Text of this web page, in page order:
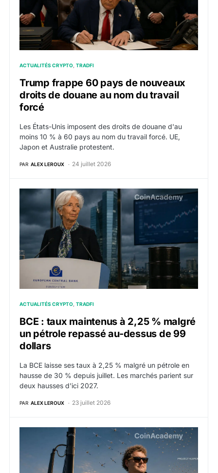
ACTUALITÉS CRYPTO TRADFI
Trump frappe 60 pays de nouveaux
droits de douane au nom du travail
forcé
Les États-Unis imposent des droits de douane d'au
moins 10 % à 60 pays au nom du travail forcé. UE,
Japon et Australie protestent.
PAR ALEX LEROUX 24 juillet 2026
BCE : taux maintenus à 2,25 % malgré un pétrole
ACTUALITÉS CRYPTO TRADFI
BCE : taux maintenus à 2,25 % malgré
un pétrole repassé au-dessus de 99
dollars
La BCE laisse ses taux à 2,25 % malgré un pétrole en
hausse de 30 % depuis juillet. Les marchés parient sur
deux hausses d'ici 2027.
PAR ALEX LEROUX 23 juillet 2026
Rocket Lab rachète Iridium 8 milliards de dollars et